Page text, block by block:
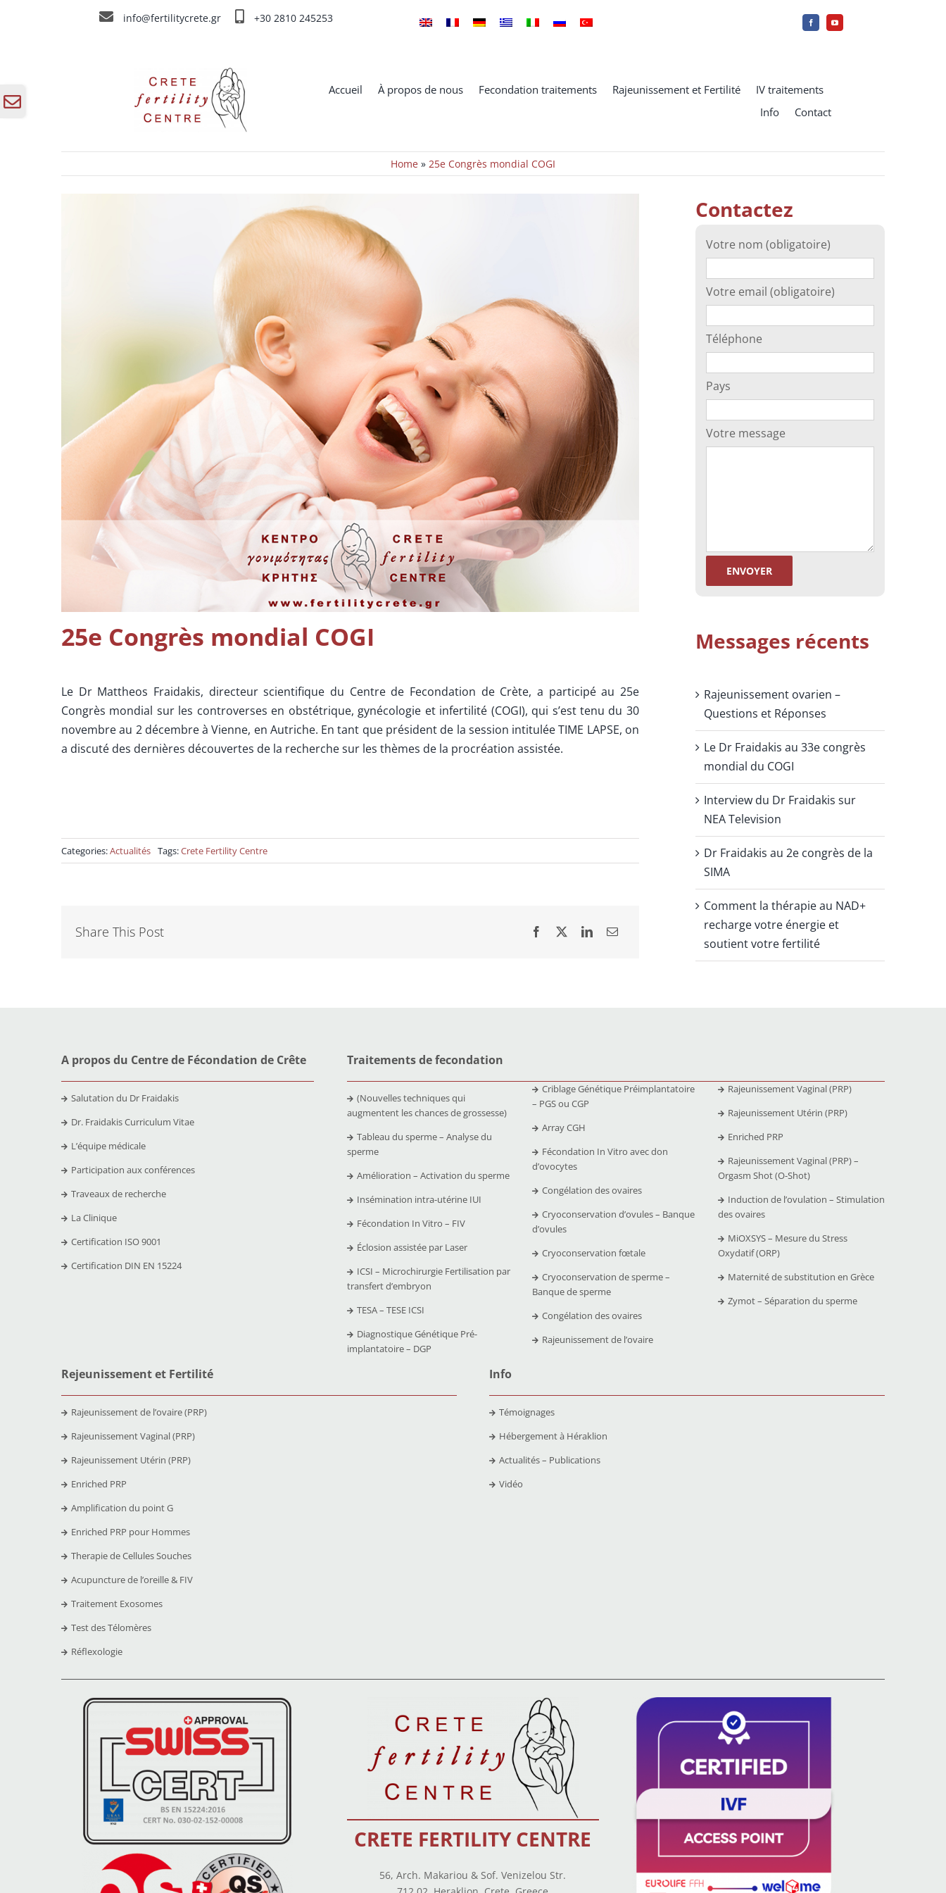
info@fertilitycrete.gr +30 2810 245253
Accueil À propos de nous Fecondation traitements Rajeunissement et Fertilité
IV traitements
Info
Contact
Home» 25e Congrès mondial COGI
25e Congrès mondial COGI
Le Dr Mattheos Fraidakis, directeur scientifique du Centre de Fecondation de Crète, a participé au 25e
Congrès mondial sur les controverses en obstétrique, gynécologie et infertilité (COGI), qui s’est tenu du 30
novembre au 2 décembre à Vienne, en Autriche. En tant que président de la session intitulée TIME LAPSE, on
a discuté des dernières découvertes de la recherche sur les thèmes de la procréation assistée.
Categories:Actualités Tags:Crete Fertility Centre
Share This Post
Contactez
Votre nom (obligatoire)
Votre email (obligatoire)
Téléphone
Pays
Votre message
Messages récents
Rajeunissement ovarien –
Questions et Réponses
Le Dr Fraidakis au 33e congrès
mondial du COGI
Interview du Dr Fraidakis sur
NEA Television
Dr Fraidakis au 2e congrès de la
SIMA
Comment la thérapie au NAD+
recharge votre énergie et
soutient votre fertilité
A propos du Centre de Fécondation de Crête
Salutation du Dr Fraidakis
Dr. Fraidakis Curriculum Vitae
L’équipe médicale
Participation aux conférences
Traveaux de recherche
La Clinique
Certification ISO 9001
Certification DIN EN 15224
Traitements de fecondation
(Nouvelles techniques qui
augmentent les chances de grossesse)
Tableau du sperme – Analyse du
sperme
Amélioration – Activation du sperme
Insémination intra-utérine IUI
Fécondation In Vitro – FIV
Éclosion assistée par Laser
ICSI – Microchirurgie Fertilisation par
transfert d’embryon
TESA – TESE ICSI
Diagnostique Génétique Pré-
implantatoire – DGP
Criblage Génétique Préimplantatoire
– PGS ou CGP
Array CGH
Fécondation In Vitro avec don
d’ovocytes
Congélation des ovaires
Cryoconservation d’ovules – Banque
d’ovules
Cryoconservation fœtale
Cryoconservation de sperme –
Banque de sperme
Congélation des ovaires
Rajeunissement de l’ovaire
Rajeunissement Vaginal (PRP)
Rajeunissement Utérin (PRP)
Enriched PRP
Rajeunissement Vaginal (PRP) –
Orgasm Shot (O-Shot)
Induction de l’ovulation – Stimulation
des ovaires
MiOXSYS – Mesure du Stress
Oxydatif (ORP)
Maternité de substitution en Grèce
Zymot – Séparation du sperme
Rejeunissement et Fertilité
Rajeunissement de l’ovaire (PRP)
Rajeunissement Vaginal (PRP)
Rajeunissement Utérin (PRP)
Enriched PRP
Amplification du point G
Enriched PRP pour Hommes
Therapie de Cellules Souches
Acupuncture de l’oreille & FIV
Traitement Exosomes
Test des Télomères
Réflexologie
Info
Témoignages
Hébergement à Héraklion
Actualités – Publications
Vidéo
CRETE FERTILITY CENTRE
56, Arch. Makariou & Sof. Venizelou Str.
Toggle
Sliding